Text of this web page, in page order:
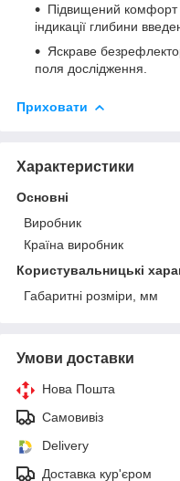
Підвищений комфорт
індикації глибини
Яскраве
поля дослідження.
Приховати
Характеристики
Основні
Виробник
Країна виробник
Користувальницькі
Габаритні розміри, мм
Умови доставки
Нова Пошта
Самовивіз
Delivery
Доставка кур'єром